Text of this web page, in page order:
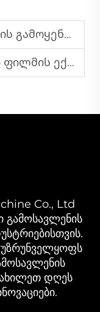
სისტემის კონფიგურაცია
ხარისხის პლასტმასის ფილმის წარმოებლად
Co., Ltd
გამოსავლენის
უზრუნველყოფს
დღეს